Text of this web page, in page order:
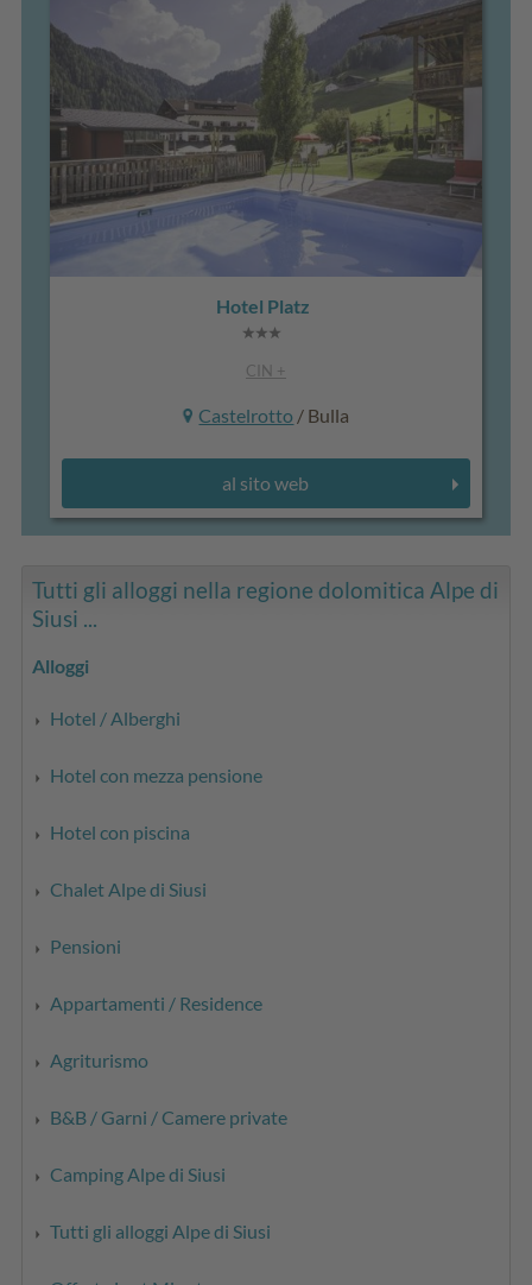
Hotel Platz
CIN +
Castelrotto / Bulla
al sito web
Tutti gli alloggi nella regione dolomitica Alpe di
Siusi ...
Alloggi
Hotel / Alberghi
Hotel con mezza pensione
Hotel con piscina
Chalet Alpe di Siusi
Pensioni
Appartamenti / Residence
Agriturismo
B&B / Garni / Camere private
Camping Alpe di Siusi
Tutti gli alloggi Alpe di Siusi